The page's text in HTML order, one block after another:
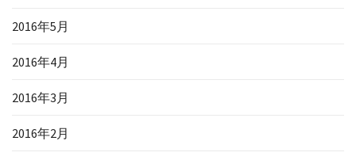
2016年5月
2016年4月
2016年3月
2016年2月